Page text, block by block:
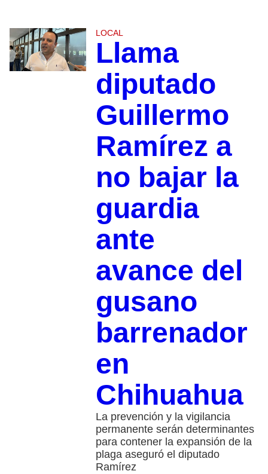
LOCAL
Llama
diputado
Guillermo
Ramírez a
no bajar la
guardia
ante
avance del
gusano
barrenador
en
Chihuahua
La prevención y la vigilancia
permanente serán determinantes
para contener la expansión de la
plaga aseguró el diputado
Ramírez